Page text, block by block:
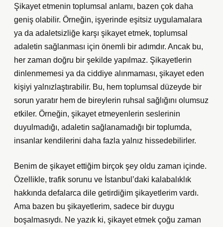
Şikayet etmenin toplumsal anlamı, bazen çok daha
geniş olabilir. Örneğin, işyerinde eşitsiz uygulamalara
ya da adaletsizliğe karşı şikayet etmek, toplumsal
adaletin sağlanması için önemli bir adımdır. Ancak bu,
her zaman doğru bir şekilde yapılmaz. Şikayetlerin
dinlenmemesi ya da ciddiye alınmaması, şikayet eden
kişiyi yalnızlaştırabilir. Bu, hem toplumsal düzeyde bir
sorun yaratır hem de bireylerin ruhsal sağlığını olumsuz
etkiler. Örneğin, şikayet etmeyenlerin seslerinin
duyulmadığı, adaletin sağlanamadığı bir toplumda,
insanlar kendilerini daha fazla yalnız hissedebilirler.
Benim de şikayet ettiğim birçok şey oldu zaman içinde.
Özellikle, trafik sorunu ve İstanbul’daki kalabalıklık
hakkında defalarca dile getirdiğim şikayetlerim vardı.
Ama bazen bu şikayetlerim, sadece bir duygu
boşalmasıydı. Ne yazık ki, şikayet etmek çoğu zaman